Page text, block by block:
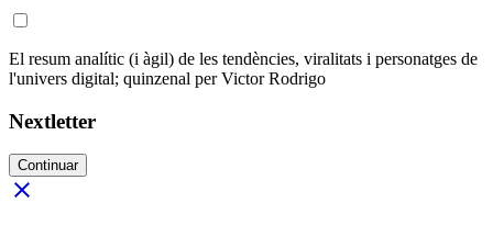
El resum analític (i àgil) de les tendències, viralitats i personatges de
l'univers digital; quinzenal per Victor Rodrigo
Nextletter
Continuar
close